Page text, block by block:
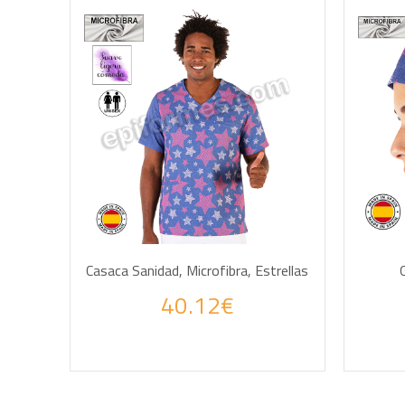
Casaca Sanidad, Microfibra, Estrellas
40.12€
AÑADIR A LA CESTA
Haz tus consultas por WhatsApp